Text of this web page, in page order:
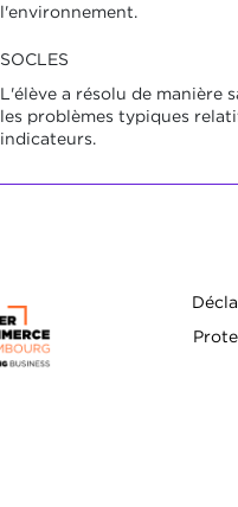
l'environnement.
SOCLES
L'élève a résolu de manière
les problèmes typiques
indicateurs.